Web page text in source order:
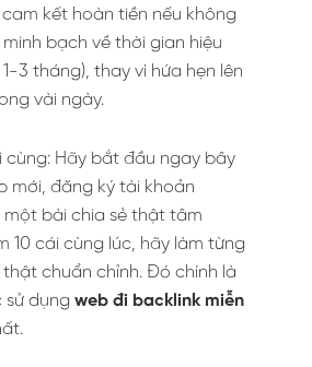
kết hoàn tiền nếu không
bạch về thời gian hiệu
3 tháng), thay vì hứa hẹn lên
vài ngày.
cùng: Hãy bắt đầu ngay bây
mới, đăng ký tài khoản
một bài chia sẻ thật tâm
10 cái cùng lúc, hãy làm từng
chuẩn chỉnh. Đó chính là
sử dụng web đi backlink miễn